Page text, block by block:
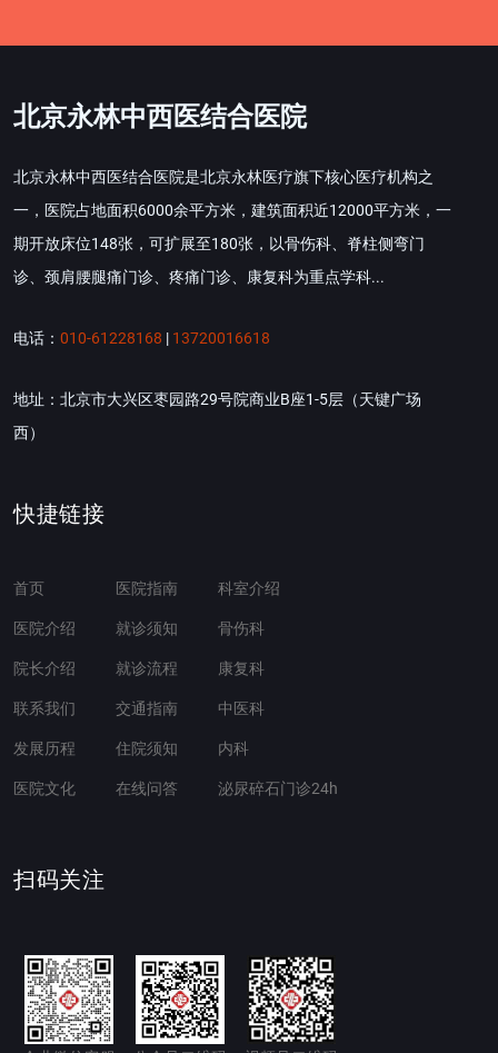
北京永林中西医结合医院
北京永林中西医结合医院是北京永林医疗旗下核心医疗机构之
一，医院占地面积6000余平方米，建筑面积近12000平方米，一
期开放床位148张，可扩展至180张，以骨伤科、脊柱侧弯门
诊、颈肩腰腿痛门诊、疼痛门诊、康复科为重点学科...
电话： 010-61228168 | 13720016618
地址：北京市大兴区枣园路29号院商业B座1-5层（天键广场
西）
快捷链接
首页
医院介绍
院长介绍
联系我们
发展历程
医院文化
医院指南
就诊须知
就诊流程
交通指南
住院须知
在线问答
科室介绍
骨伤科
康复科
中医科
内科
泌尿碎石门诊24h
扫码关注